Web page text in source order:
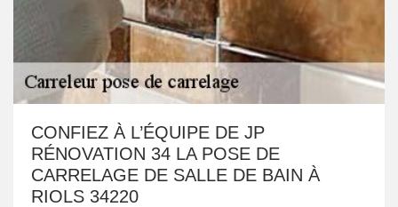
CONFIEZ À L’ÉQUIPE DE JP
RÉNOVATION 34 LA POSE DE
CARRELAGE DE SALLE DE BAIN À
RIOLS 34220